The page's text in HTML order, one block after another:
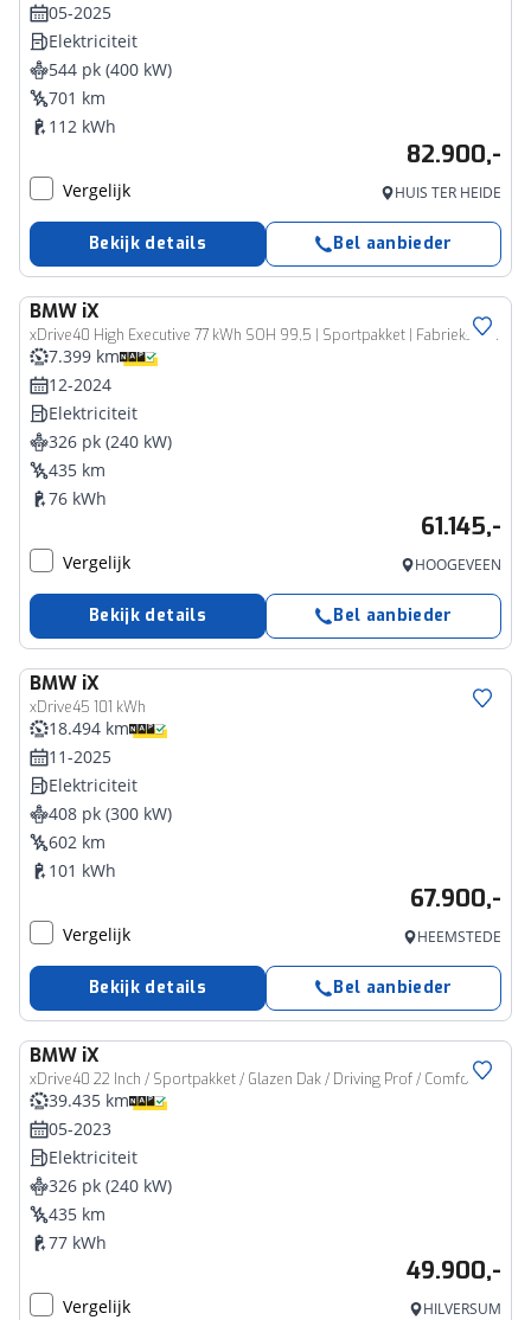
05-2025
Elektriciteit
544 pk (400 kW)
701 km
112 kWh
82.900,-
Vergelijk HUIS TER HEIDE
Bekijk details Bel aanbieder
BMW iX
xDrive40 High Executive 77 kWh SOH 99,5 | Sportpakket | FabrieksGarantie | Trekhaak | Head-Up | Dashboardcamera | 360° Camera
7.399 km
12-2024
Elektriciteit
326 pk (240 kW)
435 km
76 kWh
61.145,-
Vergelijk HOOGEVEEN
Bekijk details Bel aanbieder
BMW iX
xDrive45 101 kWh
18.494 km
11-2025
Elektriciteit
408 pk (300 kW)
602 km
101 kWh
67.900,-
Vergelijk HEEMSTEDE
Bekijk details Bel aanbieder
BMW iX
xDrive40 22 Inch / Sportpakket / Glazen Dak / Driving Prof / Comfort Acces / Harman Kardon / Getinte Ramen Achter / parking Plus / Soft Close / Warmte Comfort pakket
39.435 km
05-2023
Elektriciteit
326 pk (240 kW)
435 km
77 kWh
49.900,-
Vergelijk HILVERSUM